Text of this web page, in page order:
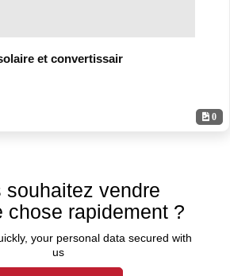
0
et convertissair
souhaitez vendre
chose rapidement ?
your personal data secured with
us